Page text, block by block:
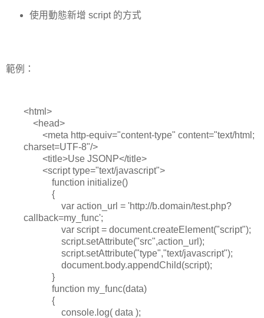
使用動態新增 script 的方式
範例：
<html>
<head>
<meta http-equiv="content-type" content="text/html;
charset=UTF-8"/>
<title>Use JSONP</title>
<script type="text/javascript">
function initialize()
{
var action_url = 'http://b.domain/test.php?
callback=my_func';
var script = document.createElement("script");
script.setAttribute("src",action_url);
script.setAttribute("type","text/javascript");
document.body.appendChild(script);
}
function my_func(data)
{
console.log( data );